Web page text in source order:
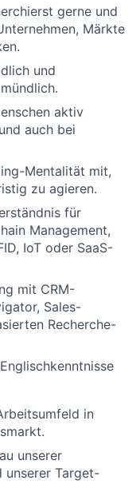
gerne und
Märkte
und
aktiv
auch bei
Mentalität mit,
zu agieren.
für
Management,
IoT oder SaaS-
mit CRM-
Sales-
Recherche-
in
unserer
unserer Target-